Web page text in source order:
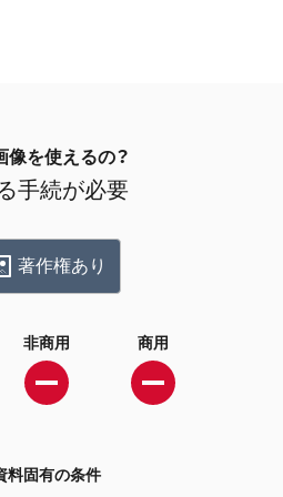
像を使えるの？
手続が必要
著作権あり
非商用 商用
料固有の条件